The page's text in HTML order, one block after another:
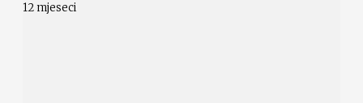
12 mjeseci